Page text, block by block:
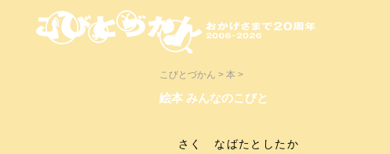
こびとづかん > 本 >
絵本 みんなのこびと
さく なばたとしたか